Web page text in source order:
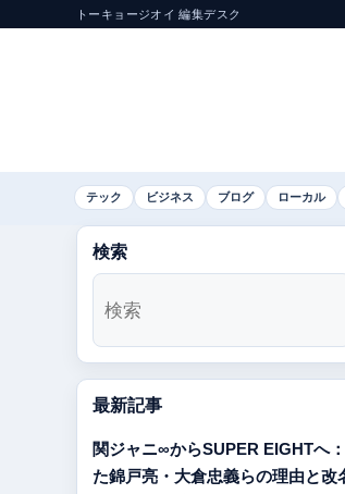
トーキョージオイ 編集デスク
テック ビジネス ブログ ローカル
検索
最新記事
関ジャニ∞からSUPER EIGHTへ
た錦戸亮・大倉忠義らの理由と改